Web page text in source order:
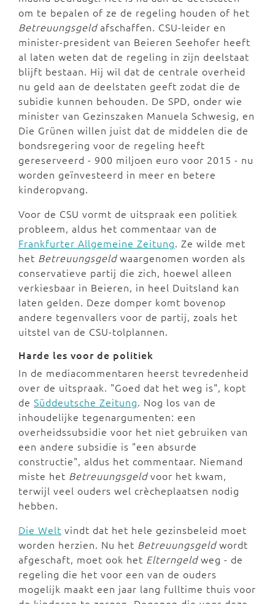
om te bepalen of ze de regeling houden of het
Betreuungsgeldafschaffen. CSU-leider en
minister-president van Beieren Seehofer heeft
al laten weten dat de regeling in zijn deelstaat
blijft bestaan. Hij wil dat de centrale overheid
nu geld aan de deelstaten geeft zodat die de
subidie kunnen behouden. De SPD, onder wie
minister van Gezinszaken Manuela Schwesig, en
Die Grünen willen juist dat de middelen die de
bondsregering voor de regeling heeft
gereserveerd - 900 miljoen euro voor 2015 - nu
worden geïnvesteerd in meer en betere
kinderopvang.
Voor de CSU vormt de uitspraak een politiek
probleem, aldus het commentaar van de
Frankfurter Allgemeine Zeitung. Ze wilde met
het Betreuungsgeldwaargenomen worden als
conservatieve partij die zich, hoewel alleen
verkiesbaar in Beieren, in heel Duitsland kan
laten gelden. Deze domper komt bovenop
andere tegenvallers voor de partij, zoals het
uitstel van de CSU-tolplannen.
Harde les voor de politiek
In de mediacommentaren heerst tevredenheid
over de uitspraak. "Goed dat het weg is", kopt
de Süddeutsche Zeitung. Nog los van de
inhoudelijke tegenargumenten: een
overheidssubsidie voor het niet gebruiken van
een andere subsidie is "een absurde
constructie", aldus het commentaar. Niemand
miste het Betreuungsgeldvoor het kwam,
terwijl veel ouders wel crècheplaatsen nodig
hebben.
Die Welt vindt dat het hele gezinsbeleid moet
worden herzien. Nu het Betreuungsgeldwordt
afgeschaft, moet ook het Elterngeldweg - de
regeling die het voor een van de ouders
mogelijk maakt een jaar lang fulltime thuis voor